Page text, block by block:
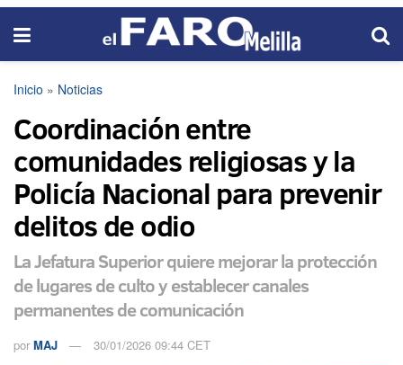
Inicio » Noticias
Coordinación entre
comunidades religiosas y la
Policía Nacional para prevenir
delitos de odio
La Jefatura Superior quiere mejorar la protección
de lugares de culto y establecer canales
permanentes de comunicación
por MAJ 30/01/2026 09:44 CET